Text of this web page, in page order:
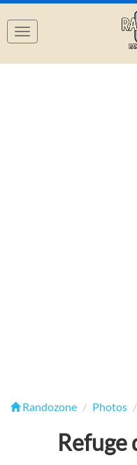
Navigation
Randozone Photos
Refuge